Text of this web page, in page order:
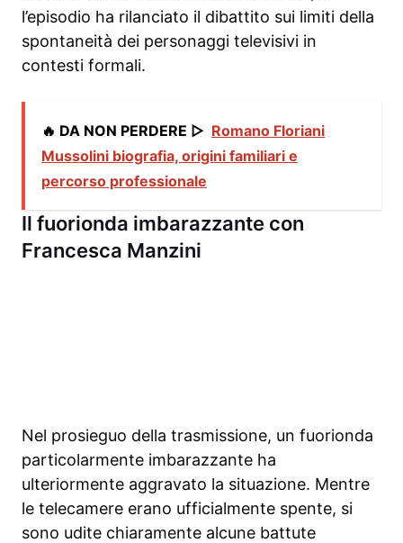
l’episodio ha rilanciato il dibattito sui limiti della
spontaneità dei personaggi televisivi in
contesti formali.
🔥 DA NON PERDERE ▷ Romano Floriani
Mussolini biografia, origini familiari e
percorso professionale
Il fuorionda imbarazzante con
Francesca Manzini
Nel prosieguo della trasmissione, un fuorionda
particolarmente imbarazzante ha
ulteriormente aggravato la situazione. Mentre
le telecamere erano ufficialmente spente, si
sono udite chiaramente alcune battute